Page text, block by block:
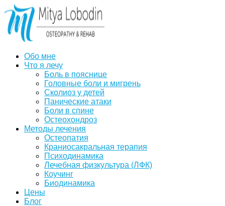
Обо мне
Что я лечу
Боль в пояснице
Головные боли и мигрень
Сколиоз у детей
Панические атаки
Боли в спине
Остеохондроз
Методы лечения
Остеопатия
Краниосакральная терапия
Психодинамика
Лечебная физкультура (ЛФК)
Коучинг
Биодинамика
Цены
Блог